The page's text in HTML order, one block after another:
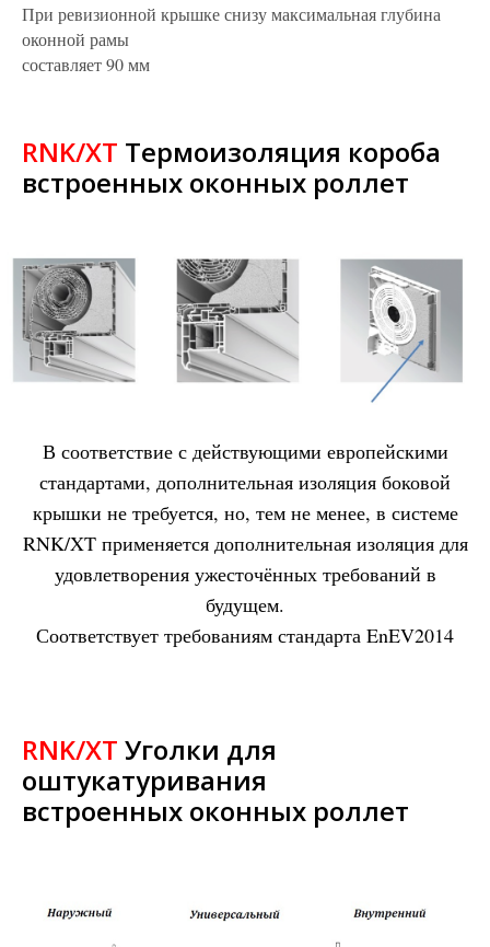
При ревизионной крышке снизу максимальная глубина
оконной рамы
составляет 90 мм
RNK/XT Термоизоляция короба
встроенных оконных роллет
В соответствие с действующими европейскими
стандартами, дополнительная изоляция боковой
крышки не требуется, но, тем не менее, в системе
RNK/XT применяется дополнительная изоляция для
удовлетворения ужесточённых требований в
будущем.
Соответствует требованиям стандарта EnEV2014
RNK/XT Уголки для
оштукатуривания
встроенных оконных роллет